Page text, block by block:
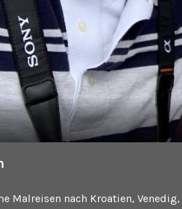
Malreisen nach Kroatien,